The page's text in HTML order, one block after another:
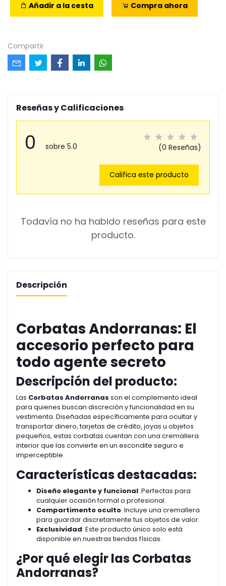
Añadir a la cesta Compra ahora
Compartir
Reseñas y Calificaciones
0 sobre 5.0 (0 Reseñas)
Califica este producto
Todavía no ha habido reseñas para este
producto.
Descripción
Corbatas Andorranas: El
accesorio perfecto para
todo agente secreto
Descripción del producto:
Las Corbatas Andorranas son el complemento ideal
para quienes buscan discreción y funcionalidad en su
vestimenta. Diseñadas específicamente para ocultar y
transportar dinero, tarjetas de crédito, joyas u objetos
pequeños, estas corbatas cuentan con una cremallera
interior que las convierte en un escondite seguro e
imperceptible.
Características destacadas:
Diseño elegante y funcional: Perfectas para
cualquier ocasión formal o profesional.
Compartimento oculto: Incluye una cremallera
para guardar discretamente tus objetos de valor.
Exclusividad: Este producto único solo está
disponible en nuestras tiendas físicas.
¿Por qué elegir las Corbatas
Andorranas?